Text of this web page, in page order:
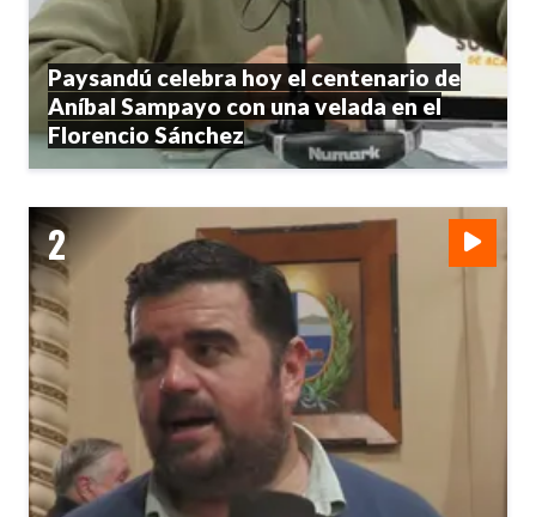
Paysandú celebra hoy el centenario de
Aníbal Sampayo con una velada en el
Florencio Sánchez